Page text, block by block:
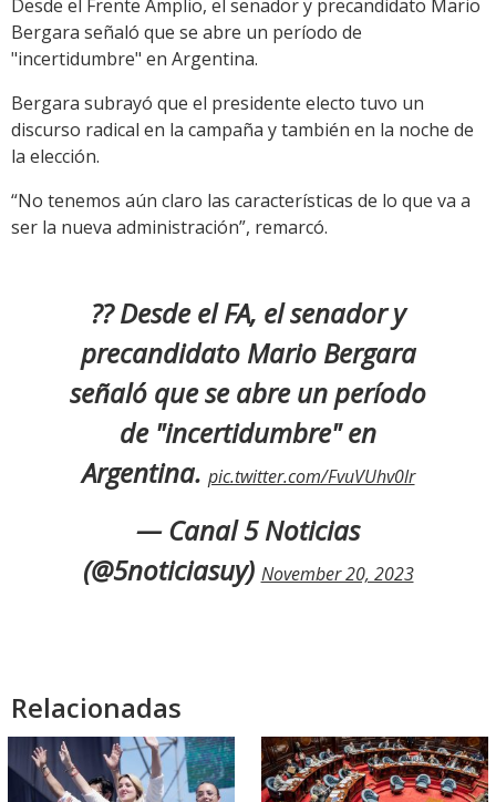
Desde el Frente Amplio, el senador y precandidato Mario
Bergara señaló que se abre un período de
"incertidumbre" en Argentina.
Bergara subrayó que el presidente electo tuvo un
discurso radical en la campaña y también en la noche de
la elección.
“No tenemos aún claro las características de lo que va a
ser la nueva administración”, remarcó.
?? Desde el FA, el senador y
precandidato Mario Bergara
señaló que se abre un período
de "incertidumbre" en
Argentina. pic.twitter.com/FvuVUhv0lr
— Canal 5 Noticias
(@5noticiasuy) November 20, 2023
Relacionadas